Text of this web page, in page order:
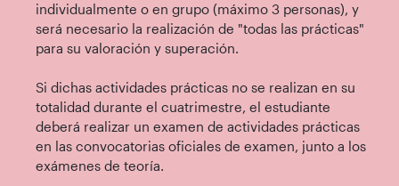
individualmente o en grupo (máximo 3 personas), y
será necesario la realización de "todas las prácticas"
para su valoración y superación.
Si dichas actividades prácticas no se realizan en su
totalidad durante el cuatrimestre, el estudiante
deberá realizar un examen de actividades prácticas
en las convocatorias oficiales de examen, junto a los
exámenes de teoría.